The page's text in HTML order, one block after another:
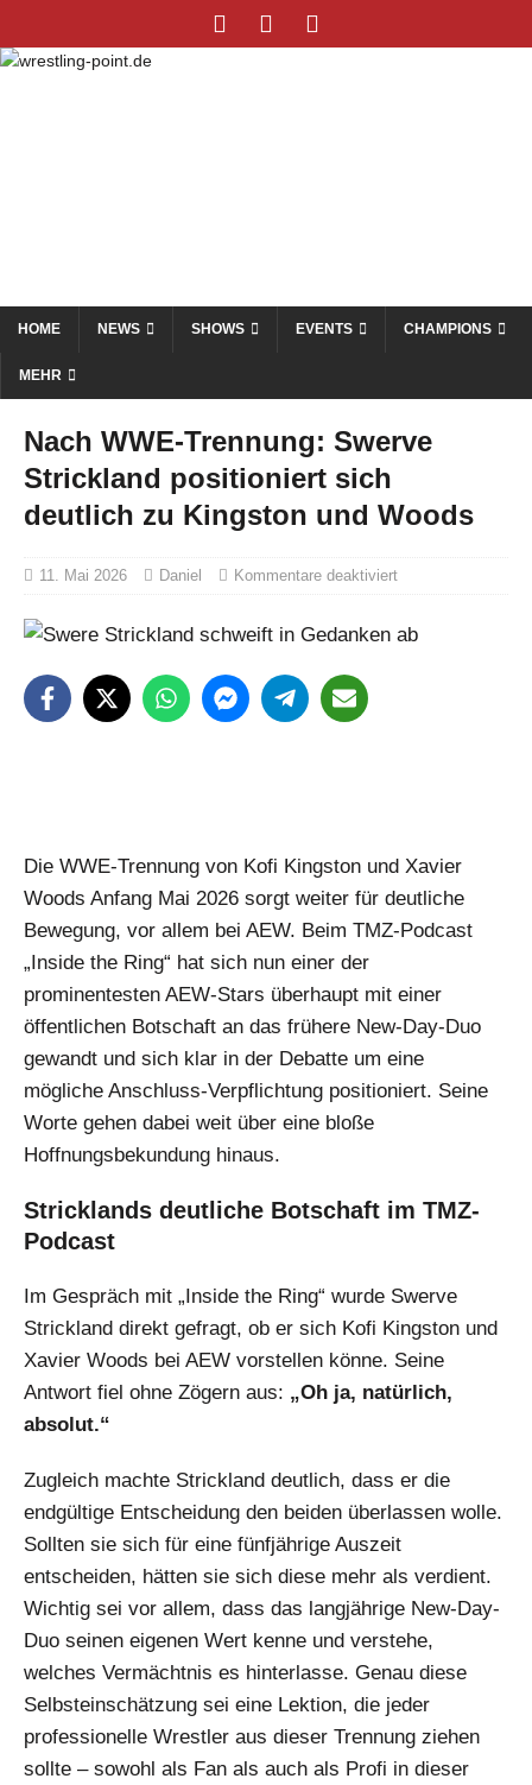
HOME NEWS SHOWS EVENTS CHAMPIONS
MEHR
Nach WWE-Trennung: Swerve
Strickland positioniert sich
deutlich zu Kingston und Woods
11. Mai 2026 Daniel Kommentare deaktiviert
Die WWE-Trennung von Kofi Kingston und Xavier
Woods Anfang Mai 2026 sorgt weiter für deutliche
Bewegung, vor allem bei AEW. Beim TMZ-Podcast
„Inside the Ring“ hat sich nun einer der
prominentesten AEW-Stars überhaupt mit einer
öffentlichen Botschaft an das frühere New-Day-Duo
gewandt und sich klar in der Debatte um eine
mögliche Anschluss-Verpflichtung positioniert. Seine
Worte gehen dabei weit über eine bloße
Hoffnungsbekundung hinaus.
Stricklands deutliche Botschaft im TMZ-
Podcast
Im Gespräch mit „Inside the Ring“ wurde Swerve
Strickland direkt gefragt, ob er sich Kofi Kingston und
Xavier Woods bei AEW vorstellen könne. Seine
Antwort fiel ohne Zögern aus: „Oh ja, natürlich,
absolut.“
Zugleich machte Strickland deutlich, dass er die
endgültige Entscheidung den beiden überlassen wolle.
Sollten sie sich für eine fünfjährige Auszeit
entscheiden, hätten sie sich diese mehr als verdient.
Wichtig sei vor allem, dass das langjährige New-Day-
Duo seinen eigenen Wert kenne und verstehe,
welches Vermächtnis es hinterlasse. Genau diese
Selbsteinschätzung sei eine Lektion, die jeder
professionelle Wrestler aus dieser Trennung ziehen
sollte – sowohl als Fan als auch als Profi in dieser